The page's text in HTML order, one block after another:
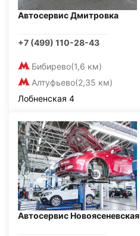
Автосервис Дмитровка
+7 (499) 110-28-43
Бибирево(1,6 км)
Алтуфьево(2,35 км)
Лобненская 4
Автосервис Новоясеневская